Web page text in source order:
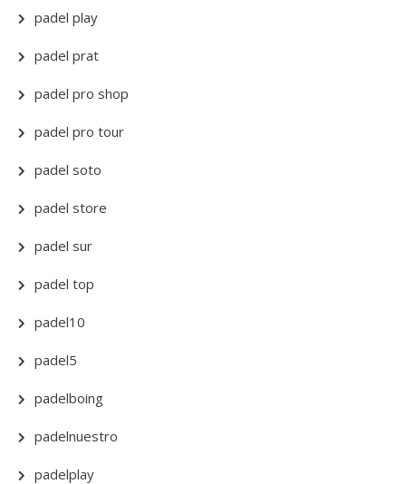
padel play
padel prat
padel pro shop
padel pro tour
padel soto
padel store
padel sur
padel top
padel10
padel5
padelboing
padelnuestro
padelplay